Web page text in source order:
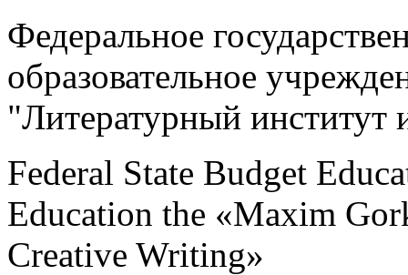
Федеральное
образовательное
"Литературный
Federal State Budget
Education the «Maxim
Creative Writing»